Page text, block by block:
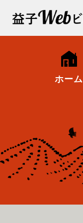
ホーム